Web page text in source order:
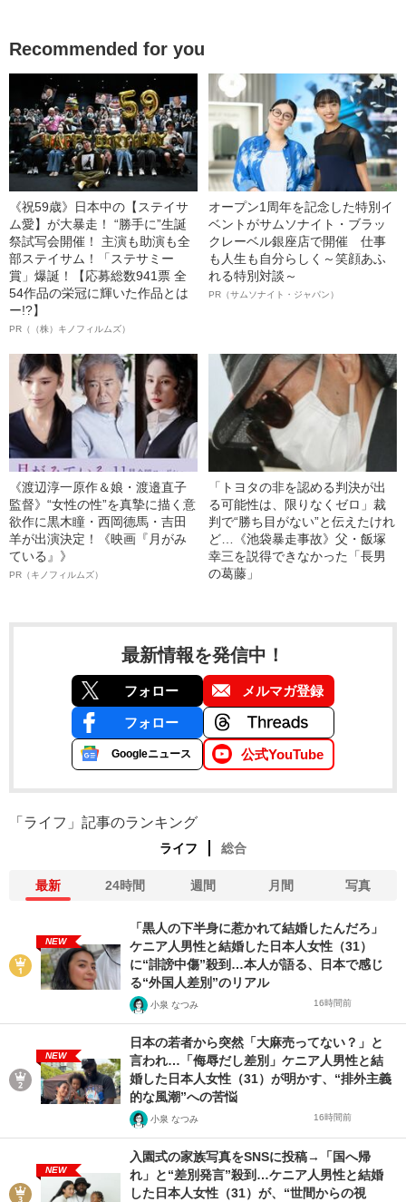
Recommended for you
《祝59歳》日本中の【ステイサ
ム愛】が大暴走！ “勝手に”生誕
祭試写会開催！ 主演も助演も全
部ステイサム！「ステサミー
賞」爆誕！【応募総数941票 全
54作品の栄冠に輝いた作品とは
ー!?】
PR（（株）キノフィルムズ）
オープン1周年を記念した特別イ
ベントがサムソナイト・ブラッ
クレーベル銀座店で開催 仕事
も人生も自分らしく～笑顔あふ
れる特別対談～
PR（サムソナイト・ジャパン）
《渡辺淳一原作＆娘・渡邉直子
監督》“女性の性”を真摯に描く意
欲作に黒木瞳・西岡德馬・吉田
羊が出演決定！《映画『月がみ
ている』》
PR（キノフィルムズ）
「トヨタの非を認める判決が出
る可能性は、限りなくゼロ」裁
判で“勝ち目がない”と伝えたけれ
ど…《池袋暴走事故》父・飯塚
幸三を説得できなかった「長男
の葛藤」
最新情報を発信中！
フォロー メルマガ登録
フォロー
Googleニュース 公式YouTube
「ライフ」記事のランキング
ライフ 総合
最新 24時間 週間 月間 写真
NEW
「黒人の下半身に惹かれて結婚したんだろ」
ケニア人男性と結婚した日本人女性（31）
に“誹謗中傷”殺到…本人が語る、日本で感じ
る“外国人差別”のリアル
小泉 なつみ 16時間前
NEW
日本の若者から突然「大麻売ってない？」と
言われ…「侮辱だし差別」ケニア人男性と結
婚した日本人女性（31）が明かす、“排外主義
的な風潮”への苦悩
小泉 なつみ 16時間前
NEW
入園式の家族写真をSNSに投稿→「国へ帰
れ」と“差別発言”殺到…ケニア人男性と結婚
した日本人女性（31）が、“世間からの視